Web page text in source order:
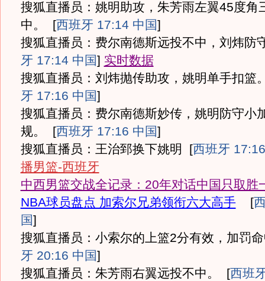
搜狐直播员：姚明助攻，朱芳雨左翼45度角
中。
[西班牙 17:14 中国]
搜狐直播员：费尔南德斯远投不中，刘炜防
牙 17:14 中国] 实时数据
搜狐直播员：刘炜抛传助攻，姚明单手扣篮
牙 17:16 中国]
搜狐直播员：费尔南德斯妙传，姚明防守小
规。
[西班牙 17:16 中国]
搜狐直播员：王治郅换下姚明
[西班牙
播男篮-西班牙
中西男篮交战全记录：20年对话中国只取胜
NBA球员盘点 加索尔兄弟领衔六大高手
[
国]
搜狐直播员：小索尔的上篮2分有效，加罚
牙 20:16 中国]
搜狐直播员：朱芳雨右翼远投不中。
[西班